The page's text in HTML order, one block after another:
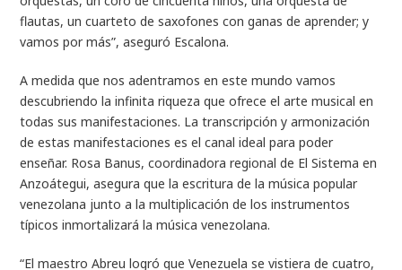
flautas, un cuarteto de saxofones con ganas de aprender; y
vamos por más”, aseguró Escalona.
A medida que nos adentramos en este mundo vamos
descubriendo la infinita riqueza que ofrece el arte musical en
todas sus manifestaciones. La transcripción y armonización
de estas manifestaciones es el canal ideal para poder
enseñar. Rosa Banus, coordinadora regional de El Sistema en
Anzoátegui, asegura que la escritura de la música popular
venezolana junto a la multiplicación de los instrumentos
típicos inmortalizará la música venezolana.
“El maestro Abreu logró que Venezuela se vistiera de cuatro,